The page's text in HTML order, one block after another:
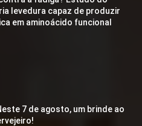
levedura capaz de produzir
em aminoácido funcional
7 de agosto, um brinde ao